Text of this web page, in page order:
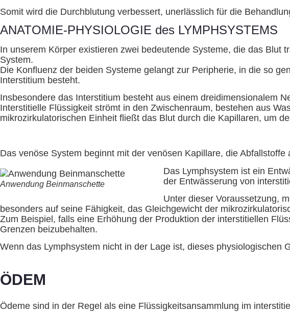
Somit wird die Durchblutung verbessert, unerlässlich für die
ANATOMIE-PHYSIOLOGIE des LYMPHSYSTEMS
In unserem Körper existieren zwei bedeutende Systeme, die das Blut
System.
Die Konfluenz der beiden Systeme gelangt zur Peripherie, in die so
Interstitium besteht.
Insbesondere das Interstitium besteht aus einem dreidimensionalem
Interstitielle Flüssigkeit strömt in den Zwischenraum, bestehen aus
mikrozirkulatorischen Einheit fließt das Blut durch die Kapillaren, um
Das venöse System beginnt mit der venösen Kapillare, die Abfallstoffe
Anwendung Beinmanschette
Das Lymphsystem ist ein
der Entwässerung von
Unter dieser Voraussetzung,
besonders auf seine Fähigkeit, das Gleichgewicht der
Zum Beispiel, falls eine Erhöhung der Produktion der interstitiellen
Grenzen beizubehalten.
Wenn das Lymphsystem nicht in der Lage ist, dieses physiologischen
ÖDEM
Ödeme sind in der Regel als eine Flüssigkeitsansammlung im